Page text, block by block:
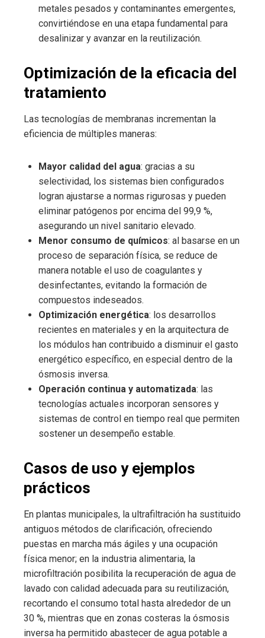
metales pesados y contaminantes emergentes,
convirtiéndose en una etapa fundamental para
desalinizar y avanzar en la reutilización.
Optimización de la eficacia del
tratamiento
Las tecnologías de membranas incrementan la
eficiencia de múltiples maneras:
Mayor calidad del agua: gracias a su
selectividad, los sistemas bien configurados
logran ajustarse a normas rigurosas y pueden
eliminar patógenos por encima del 99,9 %,
asegurando un nivel sanitario elevado.
Menor consumo de químicos: al basarse en un
proceso de separación física, se reduce de
manera notable el uso de coagulantes y
desinfectantes, evitando la formación de
compuestos indeseados.
Optimización energética: los desarrollos
recientes en materiales y en la arquitectura de
los módulos han contribuido a disminuir el gasto
energético específico, en especial dentro de la
ósmosis inversa.
Operación continua y automatizada: las
tecnologías actuales incorporan sensores y
sistemas de control en tiempo real que permiten
sostener un desempeño estable.
Casos de uso y ejemplos
prácticos
En plantas municipales, la ultrafiltración ha sustituido
antiguos métodos de clarificación, ofreciendo
puestas en marcha más ágiles y una ocupación
física menor; en la industria alimentaria, la
microfiltración posibilita la recuperación de agua de
lavado con calidad adecuada para su reutilización,
recortando el consumo total hasta alrededor de un
30 %, mientras que en zonas costeras la ósmosis
inversa ha permitido abastecer de agua potable a